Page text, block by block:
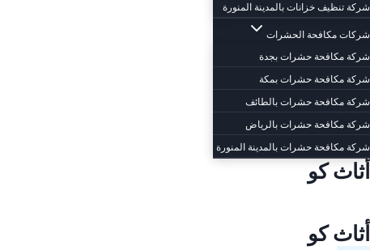
شركة تنظيف خزانات بالمدينة المنورة
شركات مكافحة الحشرات
شركة مكافحة حشرات بجدة
شركة مكافحة حشرات بمكة
شركة مكافحة حشرات بالطائف
شركة مكافحة حشرات بالرياض
شركة مكافحة حشرات بالمدينة المنورة
أثاث كو
أثاث كو